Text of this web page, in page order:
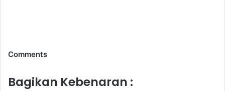
Comments
Bagikan Kebenaran :